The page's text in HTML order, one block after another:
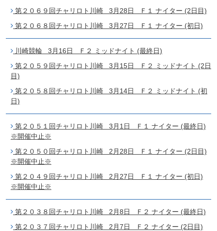
第２０６９回チャリロト川崎 3月28日 Ｆ１ ナイター (2日目)
第２０６８回チャリロト川崎 3月27日 Ｆ１ ナイター (初日)
川崎競輪 3月16日 Ｆ２ ミッドナイト (最終日)
第２０５９回チャリロト川崎 3月15日 Ｆ２ ミッドナイト (2日
目)
第２０５８回チャリロト川崎 3月14日 Ｆ２ ミッドナイト (初
日)
第２０５１回チャリロト川崎 3月1日 Ｆ１ ナイター (最終日)
※開催中止※
第２０５０回チャリロト川崎 2月28日 Ｆ１ ナイター (2日目)
※開催中止※
第２０４９回チャリロト川崎 2月27日 Ｆ１ ナイター (初日)
※開催中止※
第２０３８回チャリロト川崎 2月8日 Ｆ２ ナイター (最終日)
第２０３７回チャリロト川崎 2月7日 Ｆ２ ナイター (2日目)